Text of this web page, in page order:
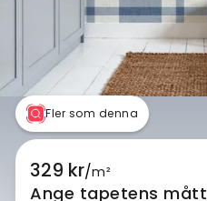
Fler som denna
329 kr/m²
Ange tapetens mått